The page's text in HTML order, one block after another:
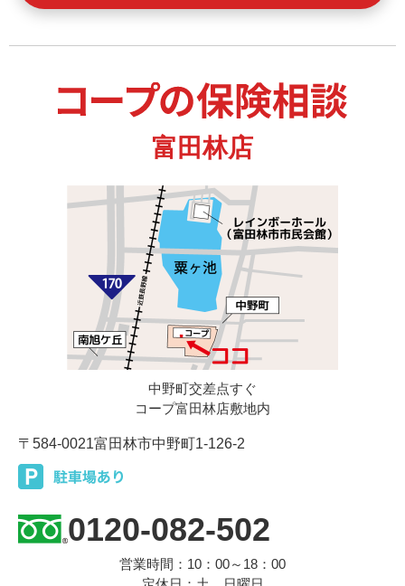
富田林店
中野町交差点すぐ
コープ富田林店敷地内
〒584-0021富田林市中野町1-126-2
0120-082-502
営業時間：10：00～18：00